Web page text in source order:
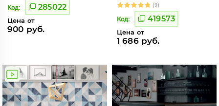
Код: 285022
Цена от
900 руб.
(9)
Код: 419573
Цена от
1 686 руб.